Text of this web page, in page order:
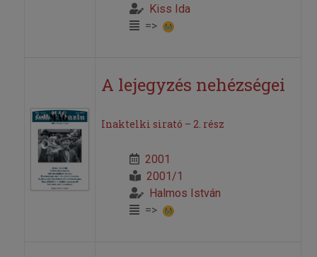
Kiss Ida
=>
A lejegyzés nehézségei
Inaktelki sirató – 2. rész
2001
2001/1
Halmos István
=>